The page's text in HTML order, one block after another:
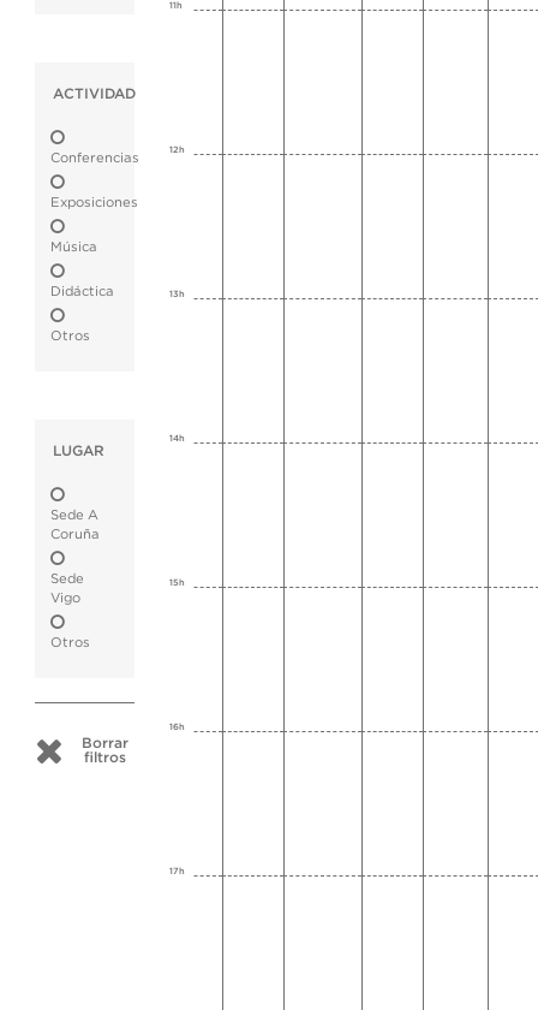
ACTIVIDAD
Conferencias
Exposiciones
Música
Didáctica
Otros
LUGAR
Sede A
Coruña
Sede
Vigo
Otros
Borrar
filtros
11h
12h
13h
14h
15h
16h
17h